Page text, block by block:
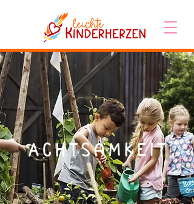
Achtsamkeit